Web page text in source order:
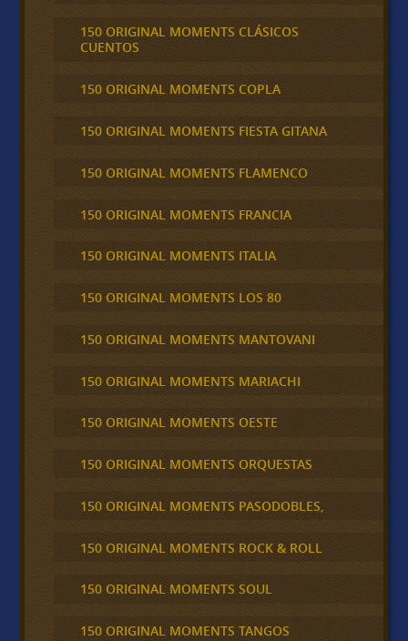
150 ORIGINAL MOMENTS CLÁSICOS
CUENTOS
150 ORIGINAL MOMENTS COPLA
150 ORIGINAL MOMENTS FIESTA GITANA
150 ORIGINAL MOMENTS FLAMENCO
150 ORIGINAL MOMENTS FRANCIA
150 ORIGINAL MOMENTS ITALIA
150 ORIGINAL MOMENTS LOS 80
150 ORIGINAL MOMENTS MANTOVANI
150 ORIGINAL MOMENTS MARIACHI
150 ORIGINAL MOMENTS OESTE
150 ORIGINAL MOMENTS ORQUESTAS
150 ORIGINAL MOMENTS PASODOBLES,
150 ORIGINAL MOMENTS ROCK & ROLL
150 ORIGINAL MOMENTS SOUL
150 ORIGINAL MOMENTS TANGOS